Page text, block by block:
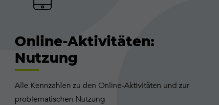
Online-Aktivitäten:
Nutzung
Alle Kennzahlen zu den Online-Aktivitäten und zur
problematischen Nutzung